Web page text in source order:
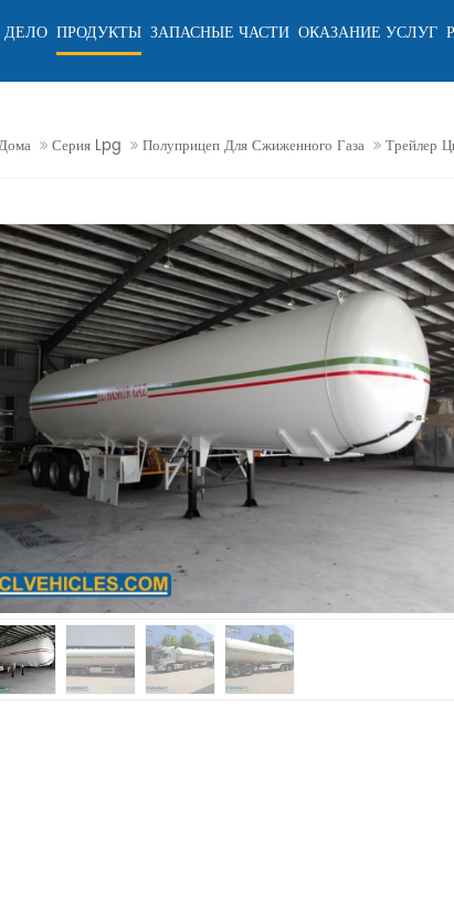
ПРОДУКТЫ ЗАПАСНЫЕ ЧАСТИ ОКАЗАНИЕ УСЛУГ
Серия Lpg Полуприцеп Для Сжиженного Газа Трейлер